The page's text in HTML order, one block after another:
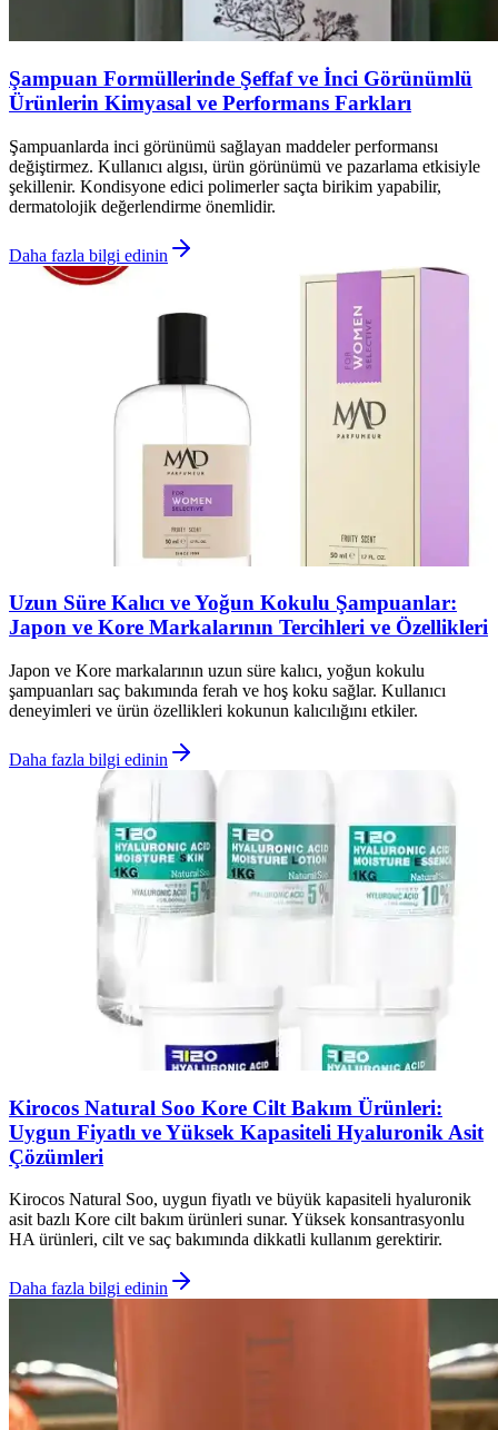
Şampuan Formüllerinde Şeffaf ve İnci Görünümlü
Ürünlerin Kimyasal ve Performans Farkları
Şampuanlarda inci görünümü sağlayan maddeler performansı
değiştirmez. Kullanıcı algısı, ürün görünümü ve pazarlama etkisiyle
şekillenir. Kondisyone edici polimerler saçta birikim yapabilir,
dermatolojik değerlendirme önemlidir.
Daha fazla bilgi edinin
Uzun Süre Kalıcı ve Yoğun Kokulu Şampuanlar:
Japon ve Kore Markalarının Tercihleri ve Özellikleri
Japon ve Kore markalarının uzun süre kalıcı, yoğun kokulu
şampuanları saç bakımında ferah ve hoş koku sağlar. Kullanıcı
deneyimleri ve ürün özellikleri kokunun kalıcılığını etkiler.
Daha fazla bilgi edinin
Kirocos Natural Soo Kore Cilt Bakım Ürünleri:
Uygun Fiyatlı ve Yüksek Kapasiteli Hyaluronik Asit
Çözümleri
Kirocos Natural Soo, uygun fiyatlı ve büyük kapasiteli hyaluronik
asit bazlı Kore cilt bakım ürünleri sunar. Yüksek konsantrasyonlu
HA ürünleri, cilt ve saç bakımında dikkatli kullanım gerektirir.
Daha fazla bilgi edinin